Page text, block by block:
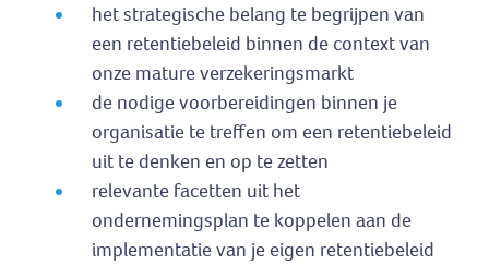
het strategische belang te begrijpen van
een retentiebeleid binnen de context van
onze mature verzekeringsmarkt
de nodige voorbereidingen binnen je
organisatie te treffen om een retentiebeleid
uit te denken en op te zetten
relevante facetten uit het
ondernemingsplan te koppelen aan de
implementatie van je eigen retentiebeleid